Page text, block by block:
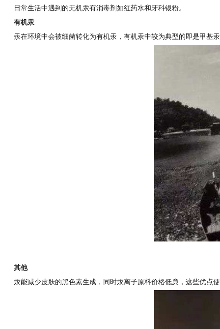
日常生活中遇到的无机汞有消毒剂如红药水和牙科银粉。
有机汞
汞在环境中会被细菌转化为有机汞，有机汞中较为典型的即是甲基
其他
汞能减少皮肤的黑色素生成，同时汞离子原料价格低廉，这些优点